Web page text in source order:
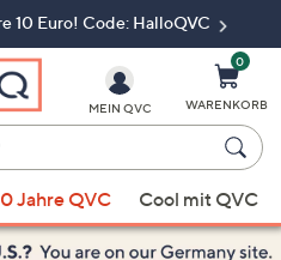
10 Euro! Code: HalloQVC
MEIN QVC
0
WARENKORB
Jahre QVC Cool mit QVC